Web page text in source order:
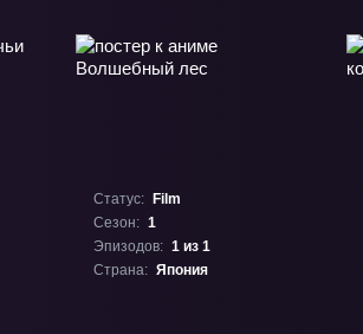
Статус:
Film
Сезон: 1
Эпизодов: 1 из 1
Страна: Япония